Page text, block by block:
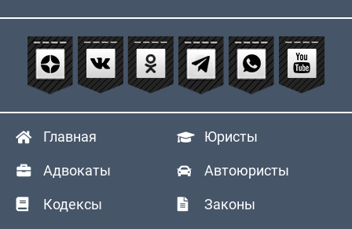
Главная Юристы
Адвокаты Автоюристы
Кодексы Законы